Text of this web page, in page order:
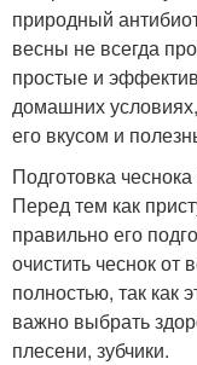
природный
весны не всегда
простые и
домашних
его вкусом и
Подготовка
Перед тем как
правильно его
очистить чеснок от
полностью, так как
важно выбрать
плесени, зубчики.